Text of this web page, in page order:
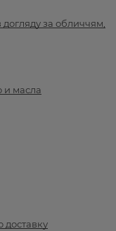
догляду за обличчям,
и масла
доставку